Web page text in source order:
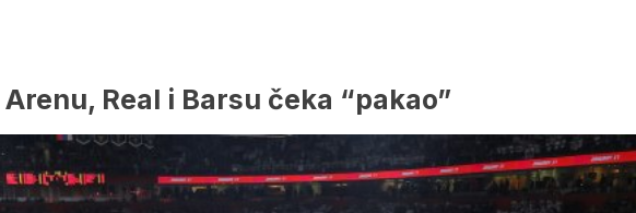
Real i Barsu čeka “pakao”